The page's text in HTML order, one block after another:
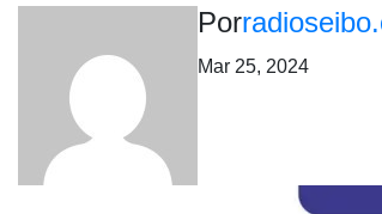
Por
Mar 25, 2024